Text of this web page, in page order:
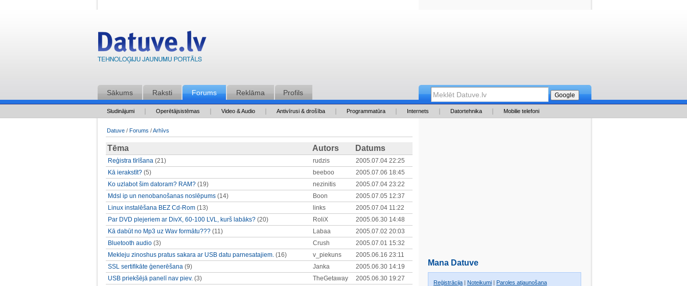
Sākums Raksti Forums Reklāma Profils
Sludinājumi Operētājsistēmas Video & Audio Antivīrusi & drošība Programmatūra Internets Datortehnika Mobilie telefoni
Mana Datuve
Reģistrācija | Noteikumi | Paroles atjaunošana
Datuve / Forums /Arhīvs
Tēma Autors Datums
Reģistra tīrīšana (21) rudzis
2005.07.04 22:25
Kā ierakstīt? (5) beeboo
2005.07.06 18:45
Ko uzlabot šim datoram? RAM? (19) nezinitis
2005.07.04 23:22
Mdsl ip un nenobanošanas noslēpums (14) Boon
2005.07.05 12:37
Linux instalēšana BEZ Cd-Rom (13) links
2005.07.04 11:22
Par DVD plejeriem ar DivX, 60-100 LVL, kurš labāks? (20) RoliX
2005.06.30 14:48
Kā dabūt no Mp3 uz Wav formātu??? (11) Labaa
2005.07.02 20:03
Bluetooth audio (3) Crush
2005.07.01 15:32
Mekleju zinoshus pratus sakara ar USB datu parnesatajiem. (16) v_piekuns
2005.06.16 23:11
SSL sertifikāte ģenerēšana (9) Janka
2005.06.30 14:19
USB priekšējā panelī nav piev. (3) TheGetaway
2005.06.30 19:27